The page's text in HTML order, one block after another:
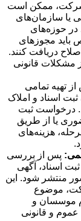
شرکت، ممکن است
یا سازمان‌های
حوزه‌های
باید مجوزهای
دریافت کنند.
مشکلات قانونی
تهیه تمامی
اسناد و املاک
درخواست ثبت
یا از طریق
هزینه‌های
پس از بررسی
اسناد، آگهی
منتشر شود. این
موضوع
موسسان و
عموم و قانونی